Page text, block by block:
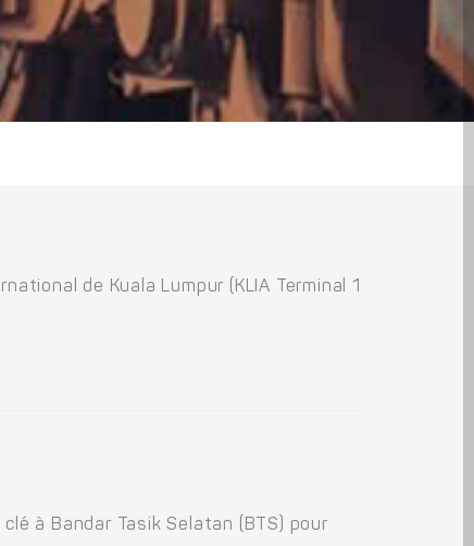
de Kuala Lumpur (KLIA Terminal 1
à Bandar Tasik Selatan (BTS) pour